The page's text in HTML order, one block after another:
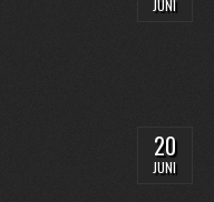
JUNI
20
JUNI